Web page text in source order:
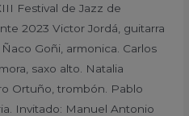
Festival de Jazz de
2023 Victor Jordá, guitarra
Goñi, armonica. Carlos
saxo alto. Natalia
Ortuño, trombón. Pablo
Invitado: Manuel Antonio